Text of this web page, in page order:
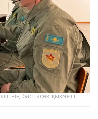
баспасөз қызметі